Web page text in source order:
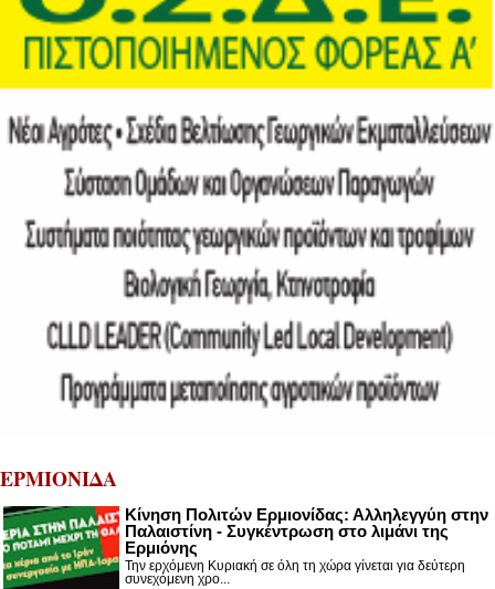
ΕΡΜΙΟΝΙΔΑ
Κίνηση Πολιτών Ερμιονίδας: Αλληλεγγύη στην
Παλαιστίνη - Συγκέντρωση στο λιμάνι της
Ερμιόνης
Την ερχόμενη Κυριακή σε όλη τη χώρα γίνεται για δεύτερη
συνεχόμενη χρο...